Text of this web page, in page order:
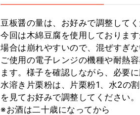
豆板醤の量は、お好みで調整してく
今回は木綿豆腐を使用しておりま
場合は崩れやすいので、混ぜすぎ
ご使用の電子レンジの機種や耐熱
ます。様子を確認しながら、必要
水溶き片栗粉は、片栗粉1、水2の
を見てお好みで調整してください。
※お酒は二十歳になってから